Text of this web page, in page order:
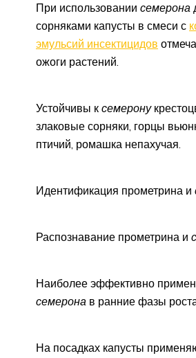
При использовании семерона
сорняками капусты в смеси с
эмульсий инсектицидов
ожоги растений.
Устойчивы к семерону
злаковые сорняки, горцы
птичий, ромашка непахучая.
Идентификация прометрина и
Распознавание прометрина и
Наиболее эффективно
семерона в ранние фазы
На посадках капусты